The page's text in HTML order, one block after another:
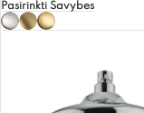
Pasirinkti Savybes